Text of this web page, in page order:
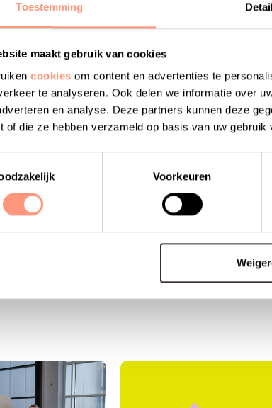
Toestemming
maakt gebruik van cookies
cookies om content en advertenties te
te analyseren. Ook delen we informatie over
en analyse. Deze partners kunnen deze
of die ze hebben verzameld op basis van uw gebruik
Voorkeuren
over de achtergrond van de NSE
dit artikel via
vacature
via
linkedin
deze
vacature
via
twitter